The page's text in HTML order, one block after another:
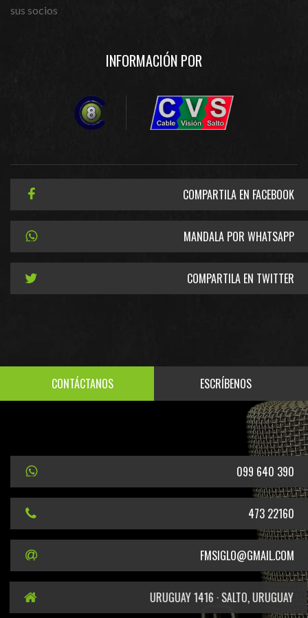
sus socios
INFORMACIÓN POR
COMPARTILA EN FACEBOOK
MANDALA POR WHATSAPP
COMPARTILA EN TWITTER
CONTÁCTANOS ESCRÍBENOS
099 640 390
473 22160
FMSIGLO@GMAIL.COM
URUGUAY 1416 · SALTO, URUGUAY